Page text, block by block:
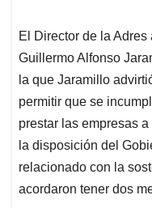
El Director de la
Guillermo Alfonso
la que Jaramillo
permitir que se
prestar las empresas
la disposición del
relacionado con la
acordaron tener dos